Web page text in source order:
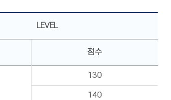
LEVEL
점수
130
140